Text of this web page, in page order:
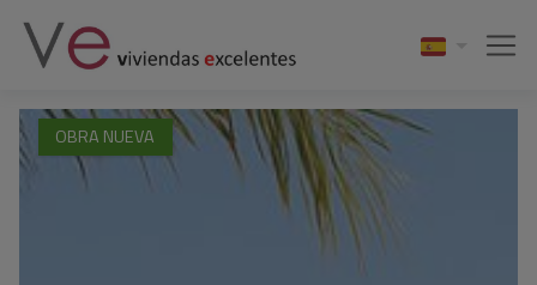
OBRA NUEVA